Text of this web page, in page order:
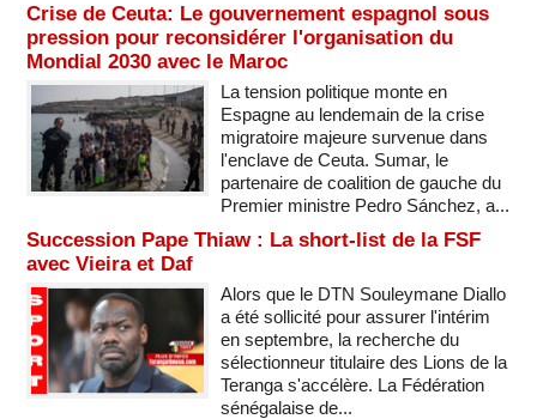
Crise de Ceuta: Le gouvernement espagnol sous
pression pour reconsidérer l'organisation du
Mondial 2030 avec le Maroc
La tension politique monte en
Espagne au lendemain de la crise
migratoire majeure survenue dans
l'enclave de Ceuta. Sumar, le
partenaire de coalition de gauche du
Premier ministre Pedro Sánchez, a...
Succession Pape Thiaw : La short-list de la FSF
avec Vieira et Daf
Alors que le DTN Souleymane Diallo
a été sollicité pour assurer l'intérim
en septembre, la recherche du
sélectionneur titulaire des Lions de la
Teranga s'accélère. La Fédération
sénégalaise de...